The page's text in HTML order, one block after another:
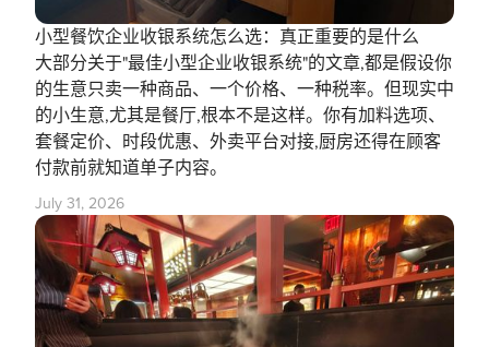
小型餐饮企业收银系统怎么选：真正重要的是什么
大部分关于"最佳小型企业收银系统"的文章,都是假设你
的生意只卖一种商品、一个价格、一种税率。但现实中
的小生意,尤其是餐厅,根本不是这样。你有加料选项、
套餐定价、时段优惠、外卖平台对接,厨房还得在顾客
付款前就知道单子内容。
July 31, 2026